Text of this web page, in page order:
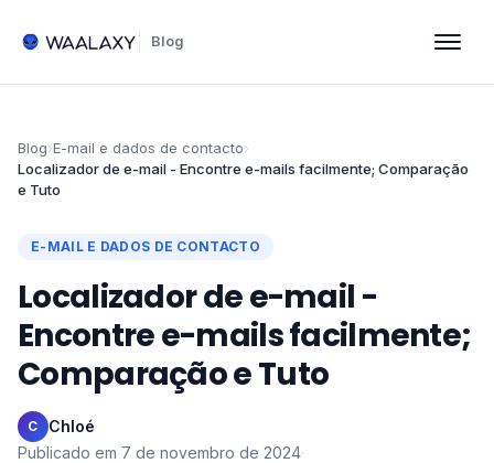
Blog
Blog›E-mail e dados de contacto›
Localizador de e-mail - Encontre e-mails facilmente; Comparação
e Tuto
E-MAIL E DADOS DE CONTACTO
Localizador de e-mail -
Encontre e-mails facilmente;
Comparação e Tuto
C Chloé·
Publicado em 7 de novembro de 2024·